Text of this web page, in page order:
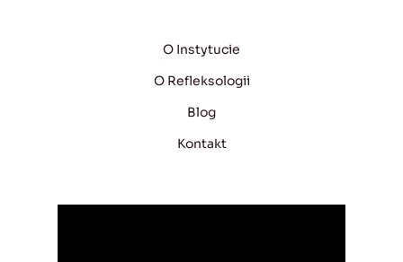
O Instytucie
O Refleksologii
Blog
Kontakt